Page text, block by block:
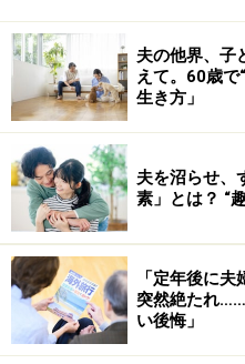
夫の他界、子
えて。60歳で
生き方」
夫を沼らせ、
素」とは？ “
「定年後に
突然絶たれ
い後悔」